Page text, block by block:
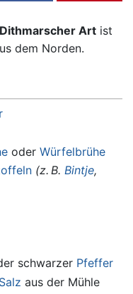
Art ist
dem Norden.
oder Würfelbrühe
(z. B. Bintje,
schwarzer Pfeffer
Salz aus der Mühle